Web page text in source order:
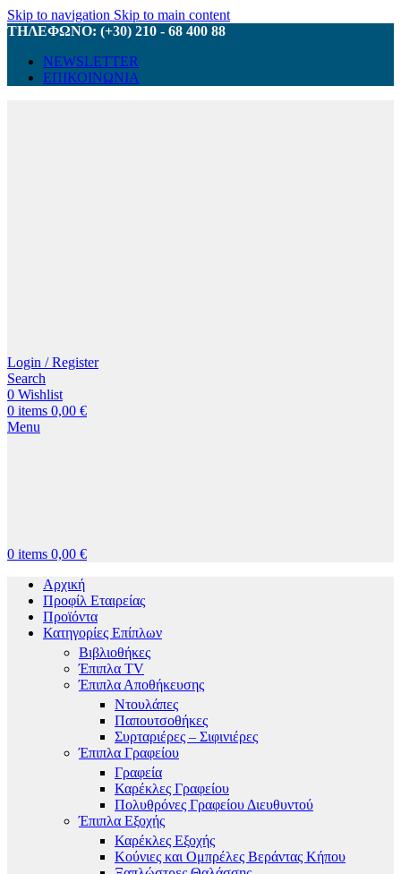
Skip to navigation Skip to main content
ΤΗΛΕΦΩΝΟ: (+30) 210 - 68 400 88
NEWSLETTER
ΕΠΙΚΟΙΝΩΝΙΑ
Login / Register
Search
0 Wishlist
0 items 0,00 €
Menu
0 items 0,00 €
Αρχική
Προφίλ Εταιρείας
Προϊόντα
Κατηγορίες Επίπλων
Βιβλιοθήκες
Έπιπλα TV
Έπιπλα Αποθήκευσης
Ντουλάπες
Παπουτσοθήκες
Συρταριέρες – Σιφινιέρες
Έπιπλα Γραφείου
Γραφεία
Καρέκλες Γραφείου
Πολυθρόνες Γραφείου Διευθυντού
Έπιπλα Εξοχής
Καρέκλες Εξοχής
Κούνιες και Ομπρέλες Βεράντας Κήπου